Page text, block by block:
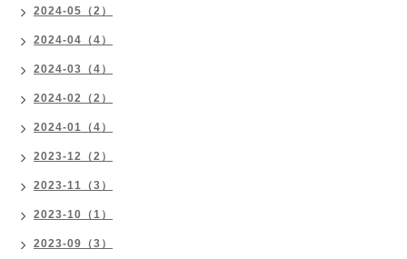
2024-05（2）
2024-04（4）
2024-03（4）
2024-02（2）
2024-01（4）
2023-12（2）
2023-11（3）
2023-10（1）
2023-09（3）